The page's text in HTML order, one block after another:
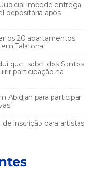
impede entrega
depositária após
os 20 apartamentos
Talatona
que Isabel dos Santos
participação na
Abidjan para participar
inscrição para artistas